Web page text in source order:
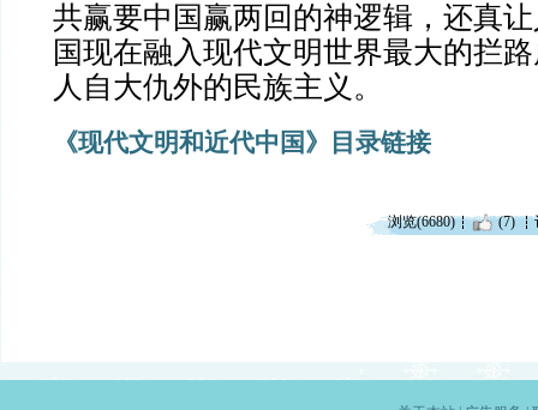
共赢要中国赢两回的神逻辑，还真
国现在融入现代文明世界最大的拦
人自大仇外的民族主义。
《现代文明和近代中国》目录链接
浏览(6680) (7)